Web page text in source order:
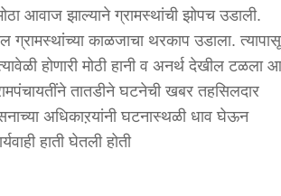
आवाज झाल्याने ग्रामस्थांची झोपच उडाली.
ग्रामस्थांच्या काळजाचा थरकाप उडाला.
होणारी मोठी हानी व अनर्थ देखील टळला
तातडीने घटनेची खबर तहसिलदार
अधिकाऱयांनी घटनास्थळी धाव घेऊन
हाती घेतली होती